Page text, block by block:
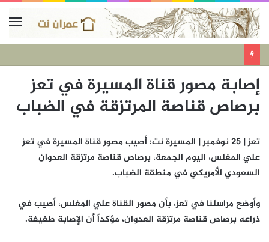
إصابة مصور قناة المسيرة في تعز
برصاص قناصة المرتزقة في الضباب
تعز | 25 نوفمبر | المسيرة نت: أصيب مصور قناة المسيرة في تعز
علي المغلس، اليوم الجمعة، برصاص قناصة مرتزقة العدوان
السعودي الأمريكي في منطقة الضباب.
وأوضح مراسلنا في تعز، بأن مصور القناة علي المغلس، أصيب في
ذراعه برصاص قناصة مرتزقة العدوان، مؤكداً أن الإصابة طفيفة.